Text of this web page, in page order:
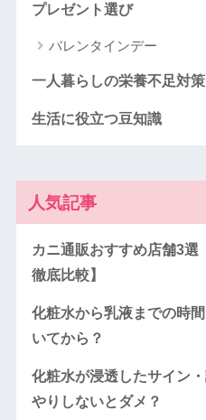
プレゼント選び
バレンタインデー
一人暮らしの栄養不足対策
生活に役立つ豆知識
人気記事
カニ通販おすすめ店舗3選
徹底比較】
化粧水から乳液までの時
いてから？
化粧水が浸透したサイン
やりしないとダメ？